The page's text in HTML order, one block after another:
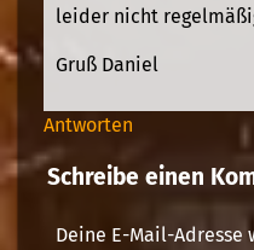
leider nicht
Gruß Daniel
Antworten
Schreibe einen
Deine E-Mail-